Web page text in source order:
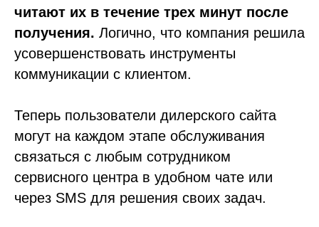
читают их в течение трех минут после
получения. Логично, что компания решила
усовершенствовать инструменты
коммуникации с клиентом.
Теперь пользователи дилерского сайта
могут на каждом этапе обслуживания
связаться с любым сотрудником
сервисного центра в удобном чате или
через SMS для решения своих задач.